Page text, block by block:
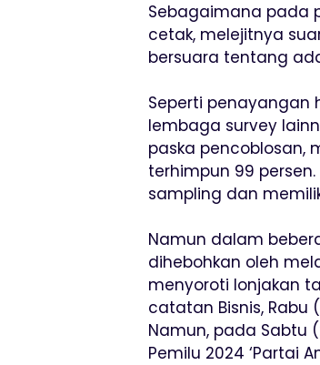
Sebagaimana pada
cetak, melejitnya
bersuara tentang
Seperti penayangan
lembaga survey
paska pencoblosan,
terhimpun 99
sampling dan
Namun dalam
dihebohkan oleh
menyoroti lonjakan
catatan Bisnis, Rabu
Namun, pada Sabtu
Pemilu 2024 ‘Partai